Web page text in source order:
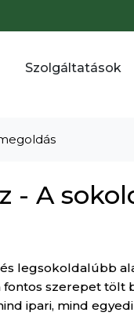
Szolgáltatások
- A
legsokoldalúbb
szerepet tölt
ipari, mind